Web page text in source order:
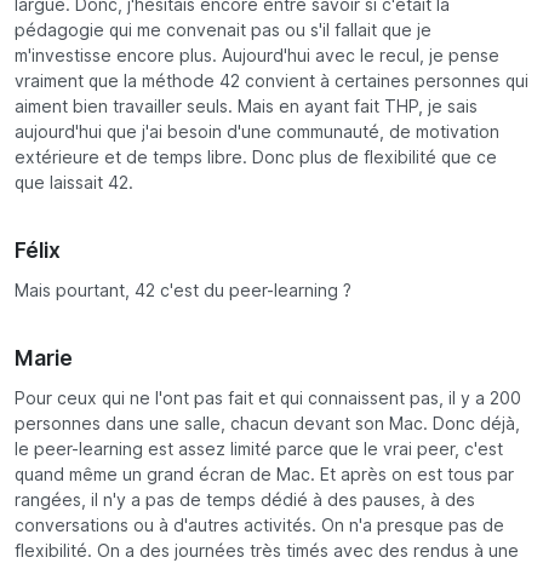
largué. Donc, j'hésitais encore entre savoir si c'était la
pédagogie qui me convenait pas ou s'il fallait que je
m'investisse encore plus. Aujourd'hui avec le recul, je pense
vraiment que la méthode 42 convient à certaines personnes qui
aiment bien travailler seuls. Mais en ayant fait THP, je sais
aujourd'hui que j'ai besoin d'une communauté, de motivation
extérieure et de temps libre. Donc plus de flexibilité que ce
que laissait 42.
Félix
Mais pourtant, 42 c'est du peer-learning ?
Marie
Pour ceux qui ne l'ont pas fait et qui connaissent pas, il y a 200
personnes dans une salle, chacun devant son Mac. Donc déjà,
le peer-learning est assez limité parce que le vrai peer, c'est
quand même un grand écran de Mac. Et après on est tous par
rangées, il n'y a pas de temps dédié à des pauses, à des
conversations ou à d'autres activités. On n'a presque pas de
flexibilité. On a des journées très timés avec des rendus à une